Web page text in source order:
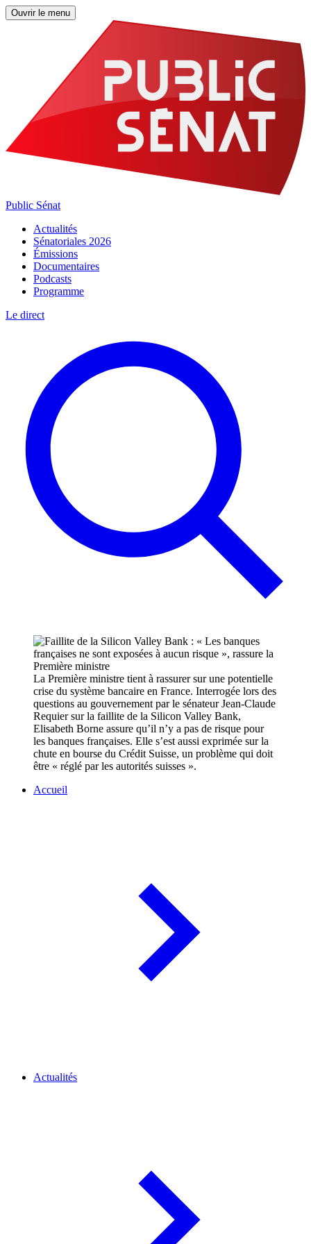
Ouvrir le menu
Public Sénat
Actualités
Sénatoriales 2026
Émissions
Documentaires
Podcasts
Programme
Le direct
La Première ministre tient à rassurer sur une potentielle
crise du système bancaire en France. Interrogée lors des
questions au gouvernement par le sénateur Jean-Claude
Requier sur la faillite de la Silicon Valley Bank,
Elisabeth Borne assure qu’il n’y a pas de risque pour
les banques françaises. Elle s’est aussi exprimée sur la
chute en bourse du Crédit Suisse, un problème qui doit
être « réglé par les autorités suisses ».
Accueil
Actualités